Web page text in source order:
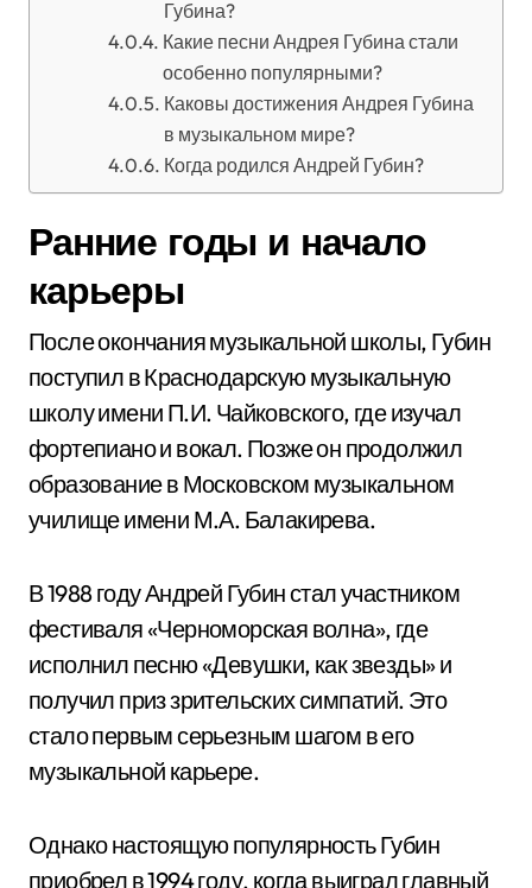
Губина?
Какие песни Андрея Губина стали
особенно популярными?
Каковы достижения Андрея Губина
в музыкальном мире?
Когда родился Андрей Губин?
Ранние годы и начало
карьеры
После окончания музыкальной школы, Губин
поступил в Краснодарскую музыкальную
школу имени П.И. Чайковского, где изучал
фортепиано и вокал. Позже он продолжил
образование в Московском музыкальном
училище имени М.А. Балакирева.
В 1988 году Андрей Губин стал участником
фестиваля «Черноморская волна», где
исполнил песню «Девушки, как звезды» и
получил приз зрительских симпатий. Это
стало первым серьезным шагом в его
музыкальной карьере.
Однако настоящую популярность Губин
приобрел в 1994 году, когда выиграл главный